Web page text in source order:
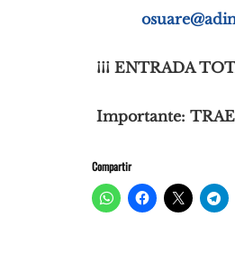
¡¡¡ ENTRADA
Importante:
Compartir